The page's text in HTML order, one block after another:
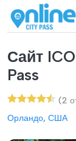
Сайт
Pass
(2
Орландо, США